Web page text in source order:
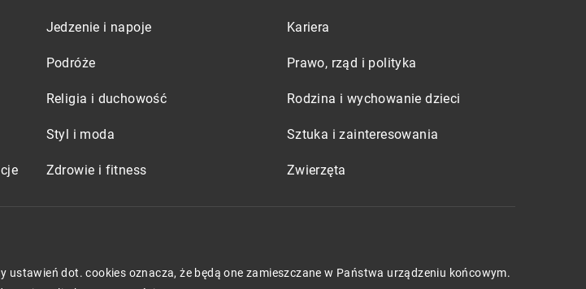
Jedzenie i napoje Kariera
Podróże Prawo, rząd i polityka
Religia i duchowość Rodzina i wychowanie dzieci
Styl i moda Sztuka i zainteresowania
Zdrowie i fitness Zwierzęta
dot. cookies oznacza, że będą one zamieszczane w Państwa urządzeniu końcowym.